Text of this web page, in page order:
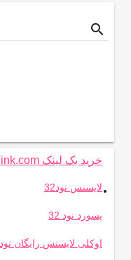
Search
for
search
.
خرید بک لینک behtarinbacklink.com
لایسنس نود32
پسورد نود 32
اوکلی لایسنس رایگان نود 32